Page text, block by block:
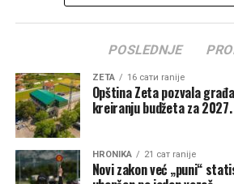
posjete Republici Srpskoj, gdje je
Srba u regionu, litijama u Crnoj Gori i,
pokušajima da se oslabi jedinstvo
Sve više izgleda da se kroz crkvene
politički obračun u kojem je
Aleksandar Vučić postao
POSLEDNJE
ZETA 16 сати ranije
Opština Zeta pozvala
kreiranju budžeta za
HRONIKA 21 сат ranije
Novi zakon već „puni“